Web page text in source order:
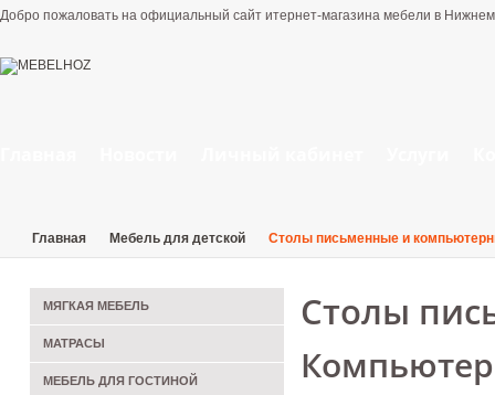
Добро пожаловать на официальный сайт итернет-магазина мебели в
Главная Мебель для детской Столы письменные и
Столы
МЯГКАЯ МЕБЕЛЬ
МАТРАСЫ
МЕБЕЛЬ ДЛЯ ГОСТИНОЙ